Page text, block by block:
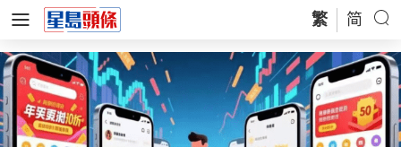
繁 简